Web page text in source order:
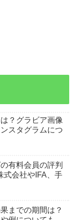
？グラビア画像
スタグラムにつ
有料会員の評判
式会社やIFA、手
までの期間は？